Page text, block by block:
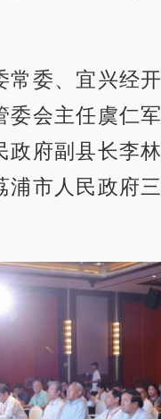
常委、宜兴经
委会主任虞仁
政府副县长李
浦市人民政府